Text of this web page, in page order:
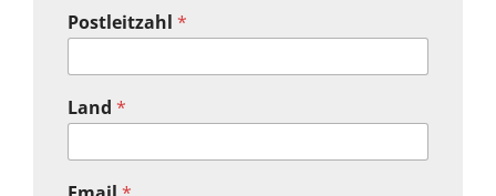
Postleitzahl *
Land *